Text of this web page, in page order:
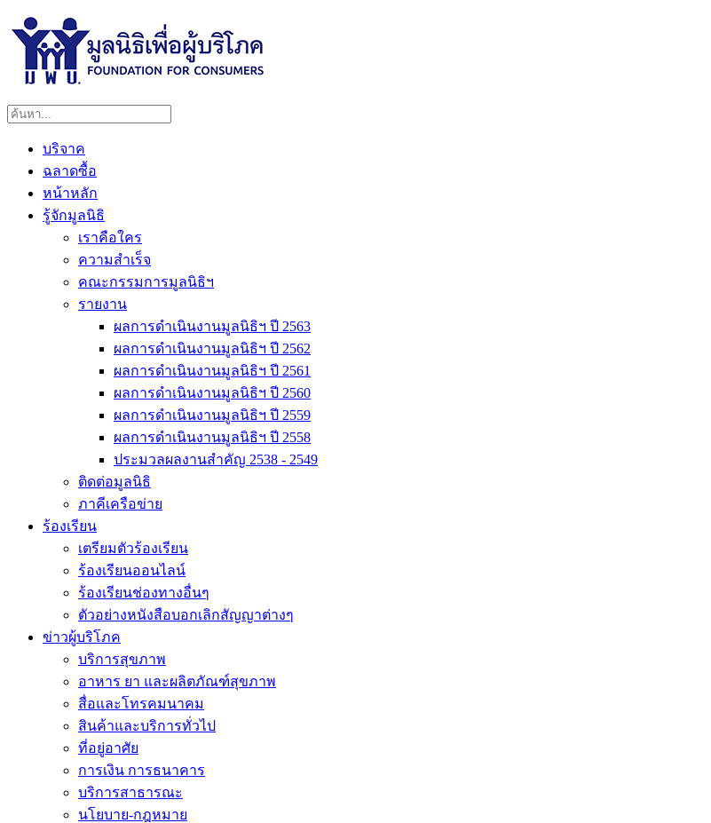
บริจาค
ฉลาดซื้อ
หน้าหลัก
รู้จักมูลนิธิ
เราคือใคร
ความสำเร็จ
คณะกรรมการมูลนิธิฯ
รายงาน
ผลการดำเนินงานมูลนิธิฯ ปี 2563
ผลการดำเนินงานมูลนิธิฯ ปี 2562
ผลการดำเนินงานมูลนิธิฯ ปี 2561
ผลการดำเนินงานมูลนิธิฯ ปี 2560
ผลการดำเนินงานมูลนิธิฯ ปี 2559
ผลการดำเนินงานมูลนิธิฯ ปี 2558
ประมวลผลงานสำคัญ 2538 - 2549
ติดต่อมูลนิธิ
ภาคีเครือข่าย
ร้องเรียน
เตรียมตัวร้องเรียน
ร้องเรียนออนไลน์
ร้องเรียนช่องทางอื่นๆ
ตัวอย่างหนังสือบอกเลิกสัญญาต่างๆ
ข่าวผู้บริโภค
บริการสุขภาพ
อาหาร ยา และผลิตภัณฑ์สุขภาพ
สื่อและโทรคมนาคม
สินค้าและบริการทั่วไป
ที่อยู่อาศัย
การเงิน การธนาคาร
บริการสาธารณะ
นโยบาย-กฎหมาย